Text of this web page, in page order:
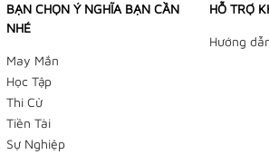
BẠN CHỌN Ý NGHĨA BẠN CẦN
NHÉ
May Mắn
Học Tập
Thi Cử
Tiền Tài
Sự Nghiệp
HỖ TRỢ
Hướng